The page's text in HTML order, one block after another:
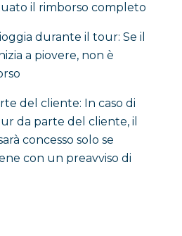
il rimborso completo
durante il tour: Se il
a piovere, non è
del cliente: In caso di
da parte del cliente, il
concesso solo se
con un preavviso di